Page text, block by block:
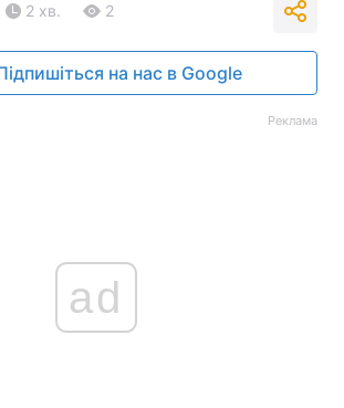
2 хв. 2
на нас в Google
Реклама
ad